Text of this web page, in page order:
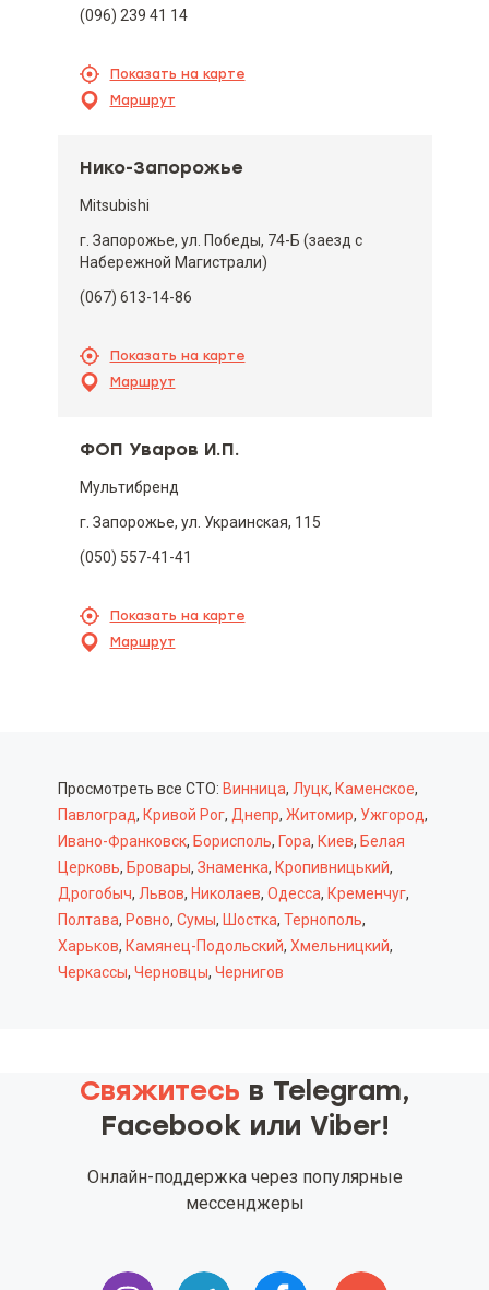
(096) 239 41 14
Показать на карте
Маршрут
Нико-Запорожье
Mitsubishi
г. Запорожье, ул. Победы, 74-Б (заезд с
Набережной Магистрали)
(067) 613-14-86
Показать на карте
Маршрут
ФОП Уваров И.П.
Мультибренд
г. Запорожье, ул. Украинская, 115
(050) 557-41-41
Показать на карте
Маршрут
Просмотреть все СТО: Винница, Луцк, Каменское,
Павлоград, Кривой Рог, Днепр, Житомир, Ужгород,
Ивано-Франковск, Борисполь, Гора, Киев, Белая
Церковь, Бровары, Знаменка, Кропивницький,
Дрогобыч, Львов, Николаев, Одесса, Кременчуг,
Полтава, Ровно, Сумы, Шостка, Тернополь,
Харьков, Камянец-Подольский, Хмельницкий,
Черкассы, Черновцы, Чернигов
Свяжитесь в Telegram,
Facebook или Viber!
Онлайн-поддержка через популярные
мессенджеры